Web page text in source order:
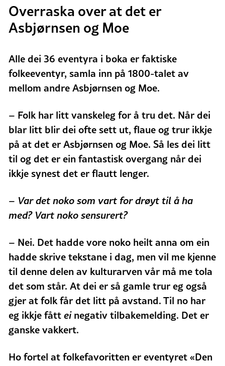
Overraska over at det er
Asbjørnsen og Moe
Alle dei 36 eventyra i boka er faktiske
folkeeventyr, samla inn på 1800-talet av
mellom andre Asbjørnsen og Moe.
– Folk har litt vanskeleg for å tru det. Når dei
blar litt blir dei ofte sett ut, flaue og trur ikkje
på at det er Asbjørnsen og Moe. Så les dei litt
til og det er ein fantastisk overgang når dei
ikkje synest det er flautt lenger.
– Var det noko som vart for drøyt til å ha
med? Vart noko sensurert?
– Nei. Det hadde vore noko heilt anna om ein
hadde skrive tekstane i dag, men vil me kjenne
til denne delen av kulturarven vår må me tola
det som står. At dei er så gamle trur eg også
gjer at folk får det litt på avstand. Til no har
eg ikkje fåtteinegativ tilbakemelding. Det er
ganske vakkert.
Ho fortel at folkefavoritten er eventyret «Den